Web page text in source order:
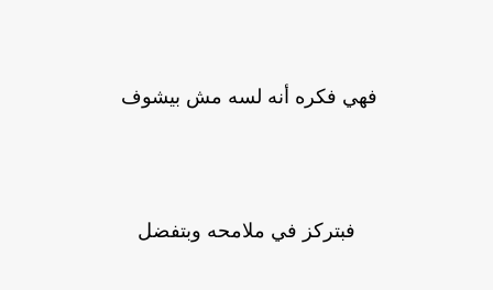
فهي فكره أنه لسه مش بيشوف
فبتركز في ملامحه وبتفضل